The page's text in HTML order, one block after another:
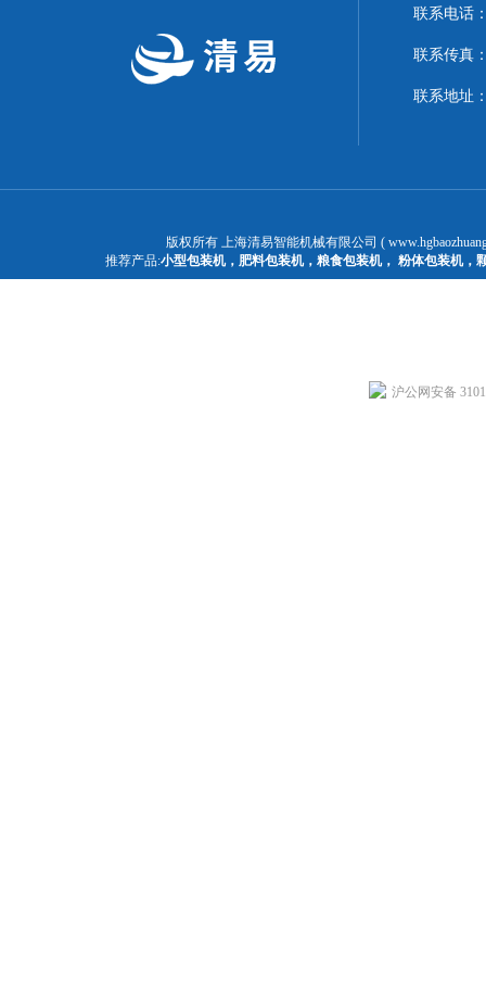
联系电话
联系传真
联系地址
版权所有 上海清易智能机械有限公司 (
推荐产品:小型包装机， 肥料包装机， 粮食包装机， 粉体包装机，
沪公网安备